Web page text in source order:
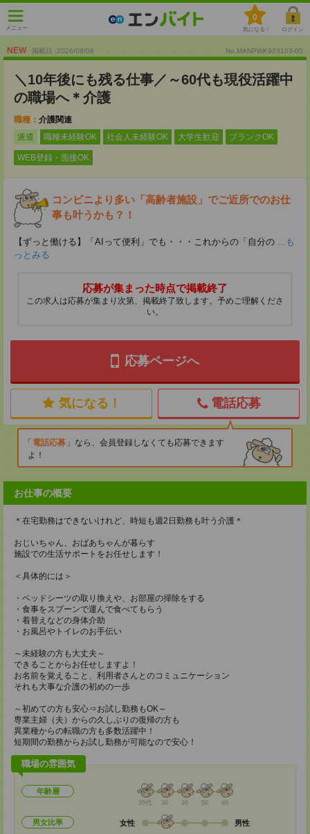
メニュー
0
気になる！ ログイン
NEW 掲載日 :2026/08/08 No.MANPWK903103-05
＼10年後にも残る仕事／～60代も現役活躍中
の職場へ＊介護
職種： 介護関連
派遣
職種未経験OK 社会人未経験OK 大学生歓迎 ブランクOK
WEB登録・面接OK
コンビニより多い「高齢者施設」でご近所でのお仕
事も叶うかも？！
【ずっと働ける】「AIって便利」でも・・・これからの「自分の ...も
っとみる
応募が集まった時点で掲載終了
この求人は応募が集まり次第、掲載終了致します。予めご理解くださ
い。
応募ページへ
気になる！ 電話応募
電話応募
なら、会員登録しなくても応募できます
よ！
お仕事の概要
＊在宅勤務はできないけれど、時短も週2日勤務も叶う介護＊
おじいちゃん、おばあちゃんが暮らす
施設での生活サポートをお任せします！
＜具体的には＞
・ベッドシーツの取り換えや、お部屋の掃除をする
・食事をスプーンで運んで食べてもらう
・着替えなどの身体介助
・お風呂やトイレのお手伝い
～未経験の方も大丈夫～
できることからお任せしますよ！
お名前を覚えること、利用者さんとのコミュニケーション
それも大事な介護の初めの一歩
～初めての方も安心⇒お試し勤務もOK～
専業主婦（夫）からの久しぶりの復帰の方も
異業種からの転職の方も多数活躍中！
短期間の勤務からお試し勤務が可能なので安心！
職場の雰囲気
年齢層
20代 30 40 50 60
男女比率 女性 男性